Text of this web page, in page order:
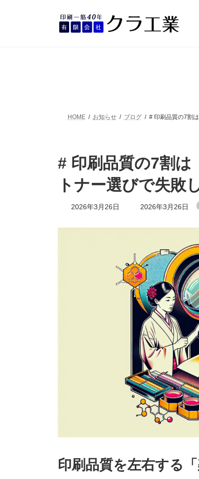
HOME お知らせ ブログ # 印刷品質の7割
# 印刷品質の7割は
トナー選びで失敗
2026年3月26日
最
終
新
2026年3月26日
印刷品質を左右する